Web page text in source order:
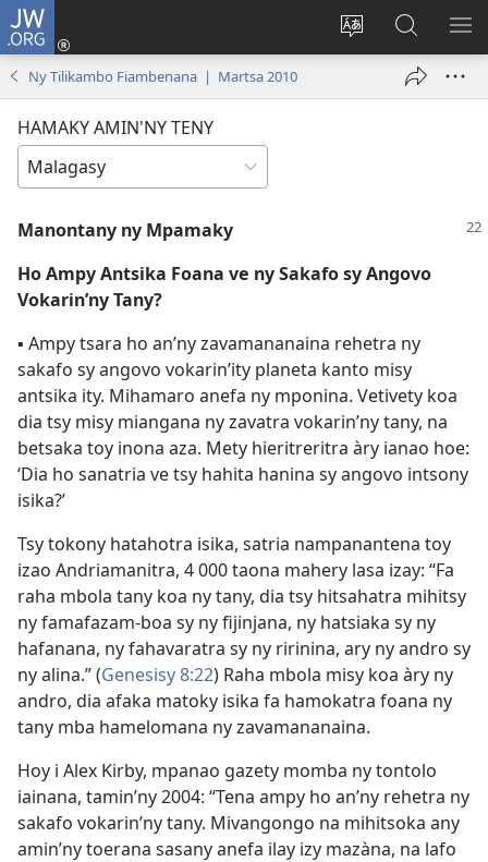
JW.ORG
Hiova
Hiditra
(manokatra
ato
Amin’ny
Ny Tilikambo Fiambenana | Martsa 2010
HAMAKY AMIN'NY TENY
Manontany ny Mpamaky
Ho Ampy Antsika Foana ve ny Sakafo sy Angovo
Vokarin’ny Tany?
▪ Ampy tsara ho an’ny zavamananaina rehetra ny
sakafo sy angovo vokarin’ity planeta kanto misy
antsika ity. Mihamaro anefa ny mponina. Vetivety koa
dia tsy misy miangana ny zavatra vokarin’ny tany, na
betsaka toy inona aza. Mety hieritreritra àry ianao hoe:
‘Dia ho sanatria ve tsy hahita hanina sy angovo intsony
isika?’
Tsy tokony hatahotra isika, satria nampanantena toy
izao Andriamanitra, 4 000 taona mahery lasa izay: “Fa
raha mbola tany koa ny tany, dia tsy hitsahatra mihitsy
ny famafazam-boa sy ny fijinjana, ny hatsiaka sy ny
hafanana, ny fahavaratra sy ny ririnina, ary ny andro sy
ny alina.” (Genesisy 8:22) Raha mbola misy koa àry ny
andro, dia afaka matoky isika fa hamokatra foana ny
tany mba hamelomana ny zavamananaina.
Hoy i Alex Kirby, mpanao gazety momba ny tontolo
iainana, tamin’ny 2004: “Tena ampy ho an’ny rehetra ny
sakafo vokarin’ny tany. Mivangongo na mihitsoka any
amin’ny toerana sasany anefa ilay izy mazàna, na lafo